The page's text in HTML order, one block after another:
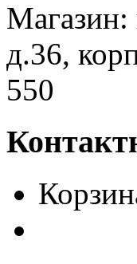
Магазин:
д.36,
550